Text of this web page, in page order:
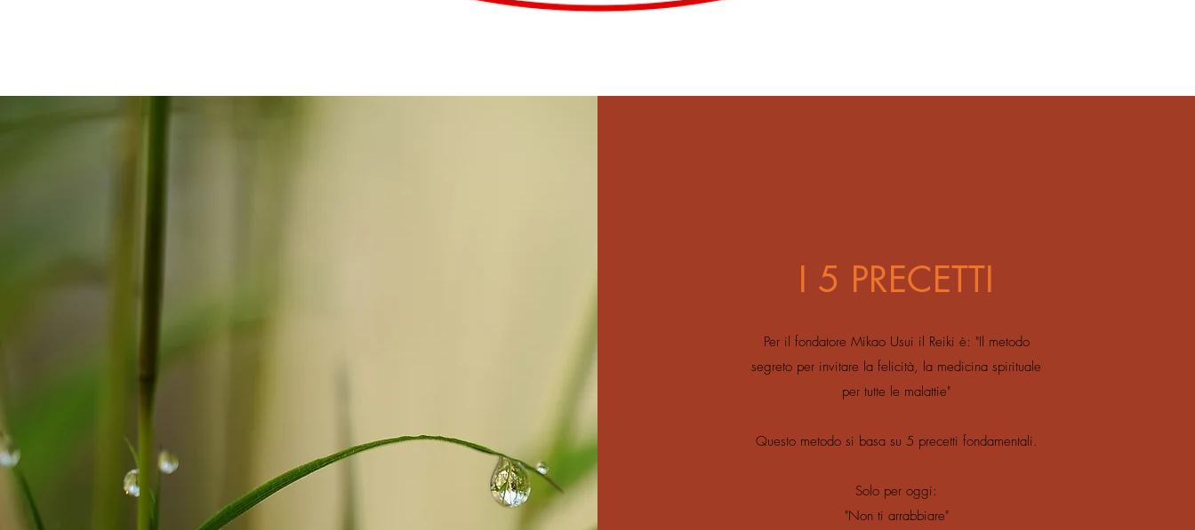
I 5 PRECETTI
Per il fondatore Mikao Usui il Reiki è: "Il metodo
segreto per invitare la felicità, la medicina spirituale
per tutte le malattie"
Questo metodo si basa su 5 precetti fondamentali.
Solo per oggi:
"Non ti arrabbiare"